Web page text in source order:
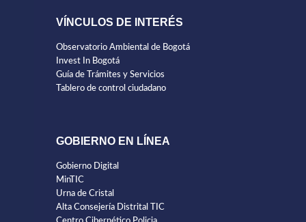
VÍNCULOS DE INTERÉS
Observatorio Ambiental de Bogotá
Invest In Bogotá
Guía de Trámites y Servicios
Tablero de control ciudadano
GOBIERNO EN LÍNEA
Gobierno Digital
MinTIC
Urna de Cristal
Alta Consejería Distrital TIC